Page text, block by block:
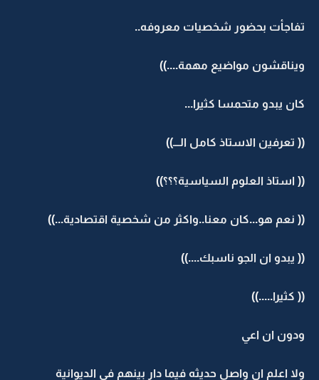
تفاجأت بحضور شخصيات معروفه..
ويناقشون مواضيع مهمة....))
كان يبدو متحمسا كثيرا...
(( تعرفين الاستاذ كامل الـــ))
(( استاذ العلوم السياسية؟؟؟))
(( نعم هو...كان معنا..واكثر من شخصية اقتصادية...))
(( يبدو ان الجو ناسبك....))
(( كثيرا.....))
ودون ان اعي
ولا اعلم ان واصل حديثه فيما دار بينهم في الديوانية